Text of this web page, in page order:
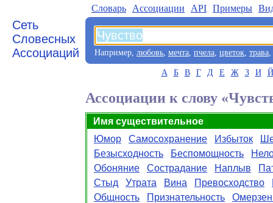
Сеть
Словесных
Ассоциаций
Словарь Aссоциации API Примеры
Например, любовь, мечта, пчела, цветок, трава,
А Б В Г Д Е Ж З И Й
Ассоциации к слову
Имя существительное
Юмор
Самосохранение Избыток
Безысходность
Беспомощность
Обоняние
Сострадание Наплыв
Стыд
Утрата Вина Превосходство
Общность
Признательность